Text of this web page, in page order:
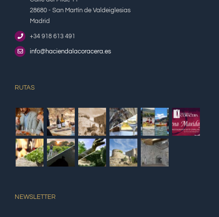
28680 - San Martín de Valdeiglesias
Madrid
+34 918 613 491
info@haciendalacoracera.es
RUTAS
NEWSLETTER